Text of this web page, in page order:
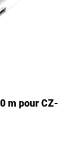
m pour CZ-